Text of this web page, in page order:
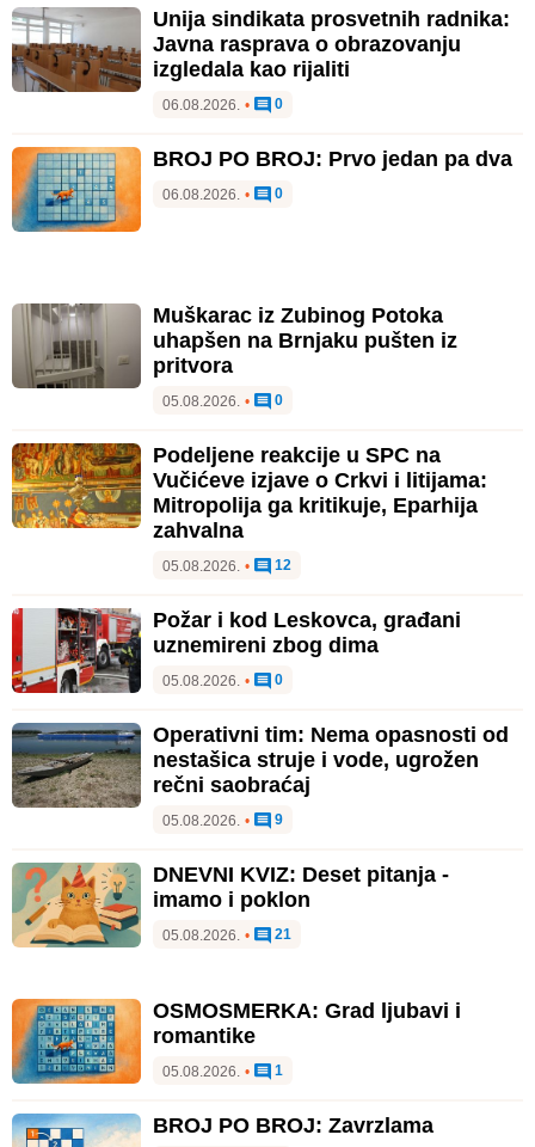
Unija sindikata prosvetnih radnika:
Javna rasprava o obrazovanju
izgledala kao rijaliti
06.08.2026. • 0
BROJ PO BROJ: Prvo jedan pa dva
06.08.2026. • 0
Muškarac iz Zubinog Potoka
uhapšen na Brnjaku pušten iz
pritvora
05.08.2026. • 0
Podeljene reakcije u SPC na
Vučićeve izjave o Crkvi i litijama:
Mitropolija ga kritikuje, Eparhija
zahvalna
05.08.2026. • 12
Požar i kod Leskovca, građani
uznemireni zbog dima
05.08.2026. • 0
Operativni tim: Nema opasnosti od
nestašica struje i vode, ugrožen
rečni saobraćaj
05.08.2026. • 9
DNEVNI KVIZ: Deset pitanja -
imamo i poklon
05.08.2026. • 21
OSMOSMERKA: Grad ljubavi i
romantike
05.08.2026. • 1
BROJ PO BROJ: Zavrzlama